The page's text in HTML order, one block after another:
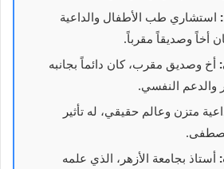
استشاري طب الأطفال والداعية
أخاً وصديقاً مقرباً.
أخ وصديق مقرب، كان دائماً بجانبه
والدعم النفسي.
متزن وعالم حقيقي، له تأثير
أستاذ بجامعة الأزهر، الذي علمه